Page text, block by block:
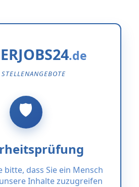
bitte, dass Sie ein Mensch
Inhalte zuzugreifen